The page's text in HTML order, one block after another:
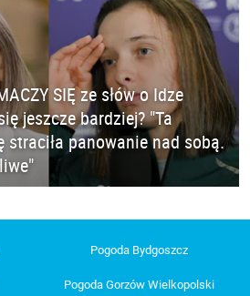
SIĘ ze słów o Idze
jeszcze bardziej? "Ta
straciła panowanie nad sobą.
Pogoda Bydgoszcz
Pogoda Gorzów Wielkopolski